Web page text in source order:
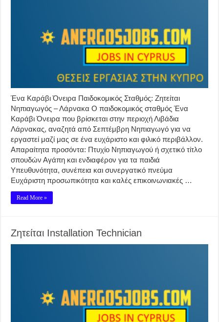
Ένα Καράβι Όνειρα Παιδοκομικός Σταθμός: Ζητείται
Νηπιαγωγός – Λάρνακα Ο παιδοκομικός σταθμός Ένα
Καράβι Όνειρα που βρίσκεται στην περιοχή Λιβάδια
Λάρνακας, αναζητά από Σεπτέμβρη Νηπιαγωγό για να
εργαστεί μαζί μας σε ένα ευχάριστο και φιλικό περιβάλλον.
Απαραίτητα προσόντα: Πτυχίο Νηπιαγωγού ή σχετικό τίτλο
σπουδών Αγάπη και ενδιαφέρον για τα παιδιά
Υπευθυνότητα, συνέπεια και συνεργατικό πνεύμα
Ευχάριστη προσωπικότητα και καλές επικοινωνιακές …
Read More »
Ζητείται Installation Technician